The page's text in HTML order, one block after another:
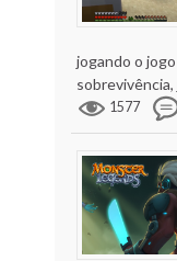
jogando o
1577